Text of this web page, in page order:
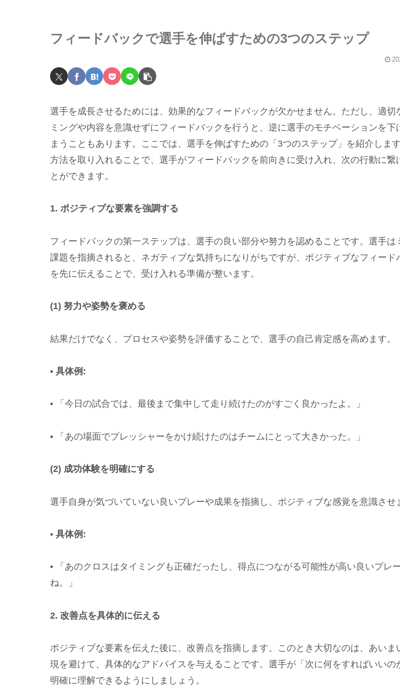
フィードバックで選手を伸ばすための3つのステップ
選手を成長させるためには、効果的なフィードバックが欠かせません。ただし、適切
ミングや内容を意識せずにフィードバックを行うと、逆に選手のモチベーションを下
まうこともあります。ここでは、選手を伸ばすための「3つのステップ」を紹介しま
方法を取り入れることで、選手がフィードバックを前向きに受け入れ、次の行動に繋
とができます。
1. ポジティブな要素を強調する
フィードバックの第一ステップは、選手の良い部分や努力を認めることです。選手は
課題を指摘されると、ネガティブな気持ちになりがちですが、ポジティブなフィード
を先に伝えることで、受け入れる準備が整います。
(1) 努力や姿勢を褒める
結果だけでなく、プロセスや姿勢を評価することで、選手の自己肯定感を高めます。
• 具体例:
• 「今日の試合では、最後まで集中して走り続けたのがすごく良かったよ。」
• 「あの場面でプレッシャーをかけ続けたのはチームにとって大きかった。」
(2) 成功体験を明確にする
選手自身が気づいていない良いプレーや成果を指摘し、ポジティブな感覚を意識させ
• 具体例:
• 「あのクロスはタイミングも正確だったし、得点につながる可能性が高い良いプレ
ね。」
2. 改善点を具体的に伝える
ポジティブな要素を伝えた後に、改善点を指摘します。このとき大切なのは、あいま
現を避けて、具体的なアドバイスを与えることです。選手が「次に何をすればいいの
明確に理解できるようにしましょう。